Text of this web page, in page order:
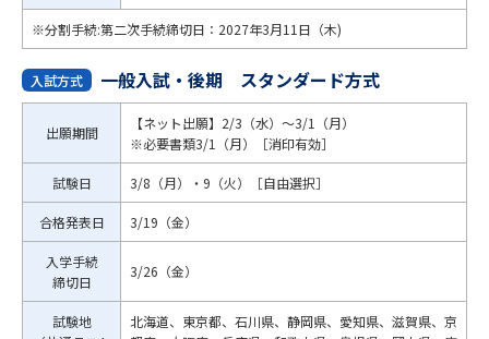
※分割手続:第二次手続締切日：2027年3月11日（木)
入試方式 一般入試・後期 スタンダード方式
出願期間
【ネット出願】2/3（水）～3/1（月）
※必要書類3/1（月）［消印有効］
試験日 3/8（月）・9（火）［自由選択］
合格発表日 3/19（金）
入学手続
締切日
3/26（金）
試験地
北海道、東京都、石川県、静岡県、愛知県、滋賀県、京